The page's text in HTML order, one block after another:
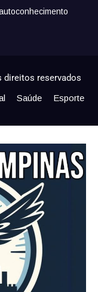
direitos reservados
Saúde
Esporte